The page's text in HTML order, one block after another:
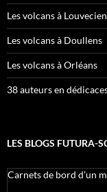
Les volcans à
Les volcans à Doullens
Les volcans à Orléans
38 auteurs en
LES BLOGS FUTURA-
Carnets de bord d’un